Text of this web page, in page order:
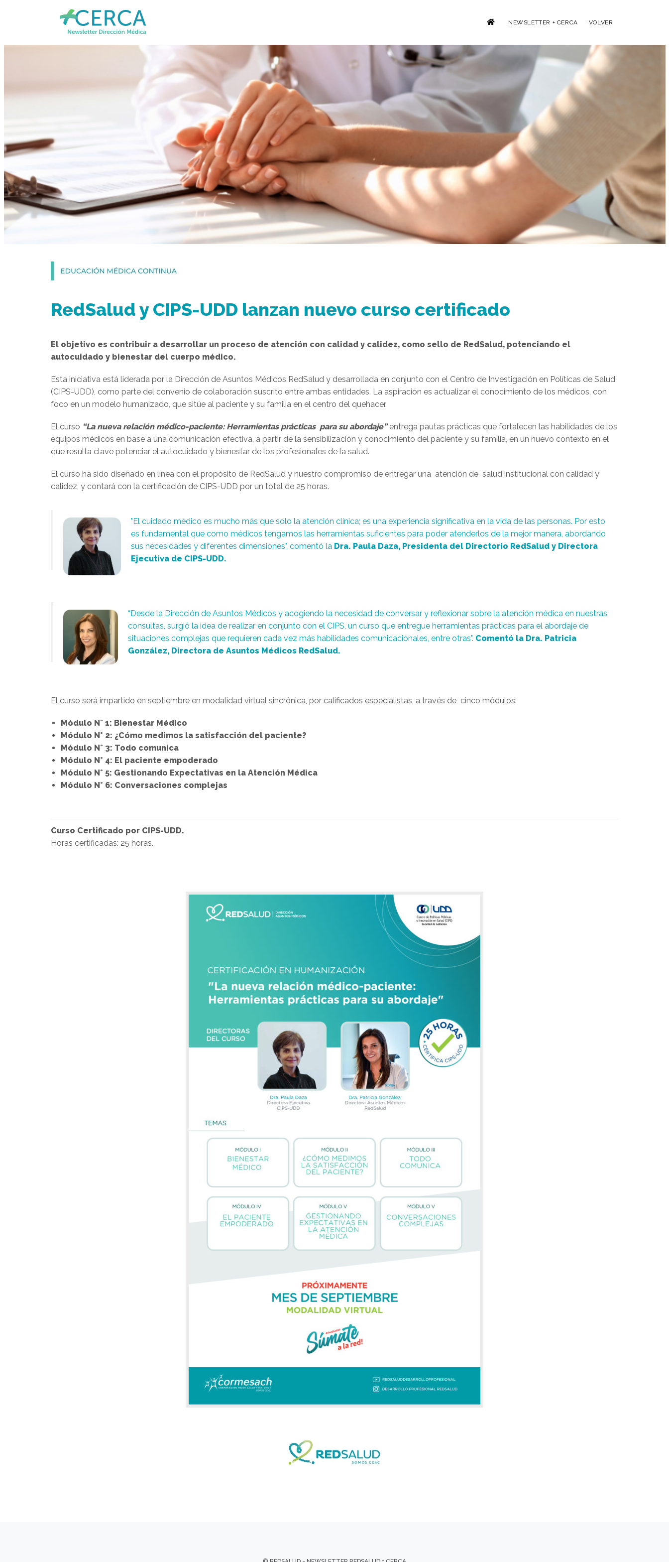
NEWSLETTER + CERCA VOLVER
RedSalud y CIPS-UDD lanzan nuevo curso certificado
El objetivo es contribuir a desarrollar un proceso de atención con calidad y calidez, como sello de RedSalud, potenciando el
autocuidado y bienestar del cuerpo médico.
Esta iniciativa está liderada por la Dirección de Asuntos Médicos RedSalud y desarrollada en conjunto con el Centro de Investigación en Políticas de Salud
(CIPS-UDD), como parte del convenio de colaboración suscrito entre ambas entidades. La aspiración es actualizar el conocimiento de los médicos, con
foco en un modelo humanizado, que sitúe al paciente y su familia en el centro del quehacer.
El curso “La nueva relación médico-paciente: Herramientas prácticas para su abordaje” entrega pautas prácticas que fortalecen las habilidades de los
equipos médicos en base a una comunicación efectiva, a partir de la sensibilización y conocimiento del paciente y su familia, en un nuevo contexto en el
que resulta clave potenciar el autocuidado y bienestar de los profesionales de la salud.
El curso ha sido diseñado en línea con el propósito de RedSalud y nuestro compromiso de entregar una atención de salud institucional con calidad y
calidez, y contará con la certificación de CIPS-UDD por un total de 25 horas.
"El cuidado médico es mucho más que solo la atención clínica; es una experiencia significativa en la vida de las personas. Por esto
es fundamental que como médicos tengamos las herramientas suficientes para poder atenderlos de la mejor manera, abordando
sus necesidades y diferentes dimensiones", comentó la Dra. Paula Daza, Presidenta del Directorio RedSalud y Directora
Ejecutiva de CIPS-UDD.
“Desde la Dirección de Asuntos Médicos y acogiendo la necesidad de conversar y reflexionar sobre la atención médica en nuestras
consultas, surgió la idea de realizar en conjunto con el CIPS, un curso que entregue herramientas prácticas para el abordaje de
situaciones complejas que requieren cada vez más habilidades comunicacionales, entre otras". Comentó la Dra. Patricia
González, Directora de Asuntos Médicos RedSalud.
El curso será impartido en septiembre en modalidad virtual sincrónica, por calificados especialistas, a través de cinco módulos:
Módulo N° 1: Bienestar Médico
Módulo N° 2: ¿Cómo medimos la satisfacción del paciente?
Módulo N° 3: Todo comunica
Módulo N° 4: El paciente empoderado
Módulo N° 5: Gestionando Expectativas en la Atención Médica
Módulo N° 6: Conversaciones complejas
Curso Certificado por CIPS-UDD.
Horas certificadas: 25 horas.